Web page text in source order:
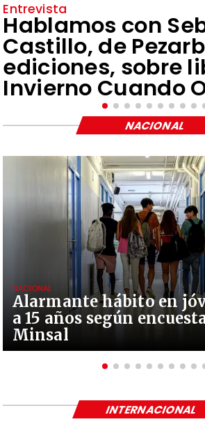
Entrevista
Hablamos con
Castillo, de
ediciones, sobre
Invierno Cuando
Alarmante hábito en
a 15 años según
Minsal
NACIONAL
NACIONAL
INTERNACIONAL